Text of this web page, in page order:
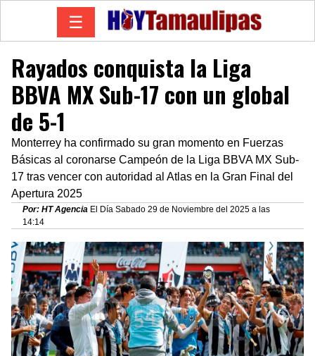
☰
Rayados conquista la Liga
BBVA MX Sub-17 con un global
de 5-1
Monterrey ha confirmado su gran momento en Fuerzas
Básicas al coronarse Campeón de la Liga BBVA MX Sub-
17 tras vencer con autoridad al Atlas en la Gran Final del
Apertura 2025
Por: HT Agencia El Día Sabado 29 de Noviembre del 2025 a las
14:14